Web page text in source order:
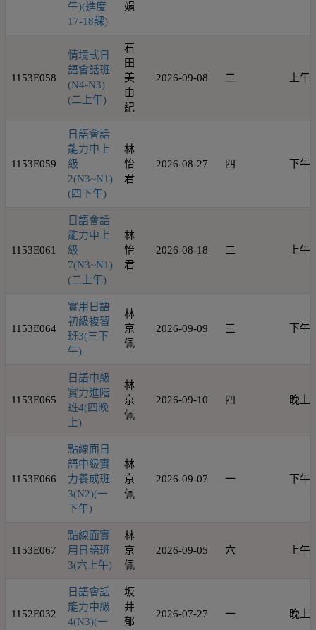
午)(進度
17-18課)
娟
1153E058
情境式日
語會話班
(N4-N3)
(二上午)
石
田
美
由
紀
2026-09-08 二 上午
1153E059
日語會話
能力中上
級
2(N3~N1)
(四下午)
林
怡
君
2026-08-27 四 下午
1153E061
日語會話
能力中上
級
7(N3~N1)
(二上午)
林
怡
君
2026-08-18 二 上午
1153E064
實用日語
初級複習
班3(三下
午)
林
京
佩
2026-09-09 三 下午
1153E065
日語中級
實力進階
班4(四晚
上)
林
京
佩
2026-09-10 四 晚上
1153E066
點線面日
語中級實
力養成班
3(N2)(一
下午)
林
京
佩
2026-09-07 一 下午
1153E067
點線面實
用日語班
3(六上午)
林
京
佩
2026-09-05 六 上午
1152E032
日語會話
能力中級
4(N3)(一
坂
井
郁
2026-07-27 一 晚上